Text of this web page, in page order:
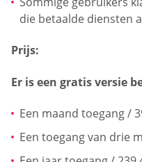
die betaalde diensten
Prijs:
Er is een gratis versie
Een maand toegang /
Een toegang van drie